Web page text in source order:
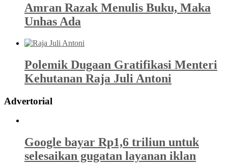
Amran Razak Menulis Buku, Maka
Unhas Ada
Polemik Dugaan Gratifikasi Menteri
Kehutanan Raja Juli Antoni
Advertorial
Google bayar Rp1,6 triliun untuk
selesaikan gugatan layanan iklan